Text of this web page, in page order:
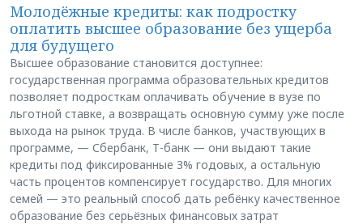
Молодёжные кредиты: как подростку
оплатить высшее образование без ущерба
для будущего
Высшее образование становится доступнее:
государственная программа образовательных кредитов
позволяет подросткам оплачивать обучение в вузе по
льготной ставке, а возвращать основную сумму уже после
выхода на рынок труда. В числе банков, участвующих в
программе, — Сбербанк, Т-банк — они выдают такие
кредиты под фиксированные 3% годовых, а остальную
часть процентов компенсирует государство. Для многих
семей — это реальный способ дать ребёнку качественное
образование без серьёзных финансовых затрат